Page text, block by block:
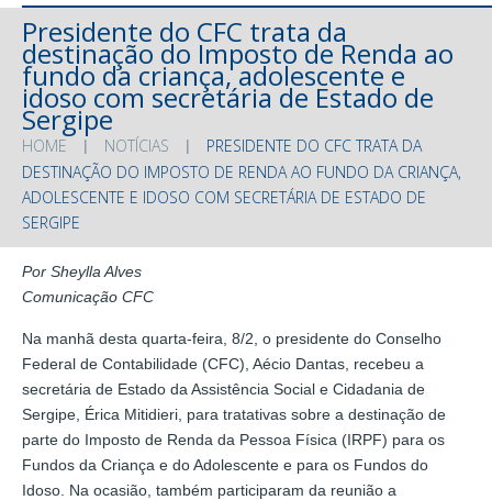
Presidente do CFC trata da
destinação do Imposto de Renda ao
fundo da criança, adolescente e
idoso com secretária de Estado de
Sergipe
HOME NOTÍCIAS
PRESIDENTE DO CFC TRATA DA
DESTINAÇÃO DO IMPOSTO DE RENDA AO FUNDO DA CRIANÇA,
ADOLESCENTE E IDOSO COM SECRETÁRIA DE ESTADO DE
SERGIPE
Por Sheylla Alves
Comunicação CFC
Na manhã desta quarta-feira, 8/2, o presidente do Conselho
Federal de Contabilidade (CFC), Aécio Dantas, recebeu a
secretária de Estado da Assistência Social e Cidadania de
Sergipe, Érica Mitidieri, para tratativas sobre a destinação de
parte do Imposto de Renda da Pessoa Física (IRPF) para os
Fundos da Criança e do Adolescente e para os Fundos do
Idoso. Na ocasião, também participaram da reunião a